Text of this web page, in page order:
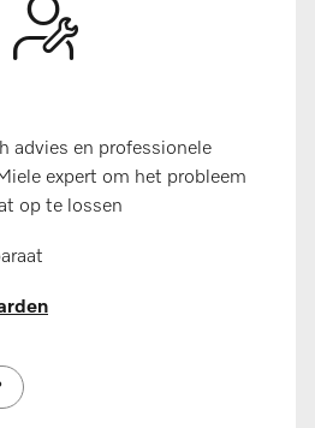
advies en professionele
expert om het probleem
op te lossen